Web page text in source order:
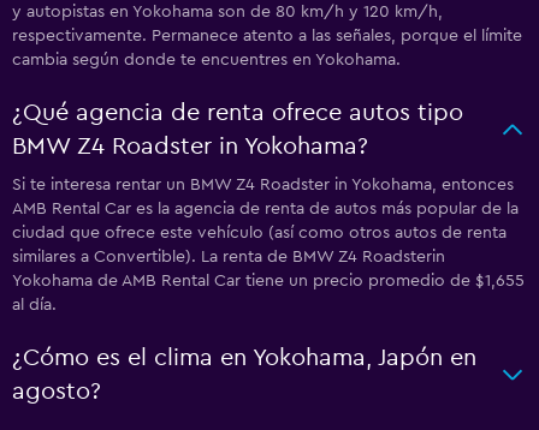
y autopistas en Yokohama son de 80 km/h y 120 km/h,
respectivamente. Permanece atento a las señales, porque el límite
cambia según donde te encuentres en Yokohama.
¿Qué agencia de renta ofrece autos tipo
BMW Z4 Roadster in Yokohama?
Si te interesa rentar un BMW Z4 Roadster in Yokohama, entonces
AMB Rental Car es la agencia de renta de autos más popular de la
ciudad que ofrece este vehículo (así como otros autos de renta
similares a Convertible). La renta de BMW Z4 Roadsterin
Yokohama de AMB Rental Car tiene un precio promedio de $1,655
al día.
¿Cómo es el clima en Yokohama, Japón en
agosto?